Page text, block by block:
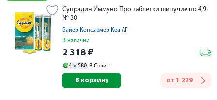
Супрадин Иммуно Про таблетки шипучие по 4,9г
№ 30
Байер Консьюмер Кеа АГ
В наличии
2 318 ₽
4 × 580 В Сплит
от 1 229
В корзину